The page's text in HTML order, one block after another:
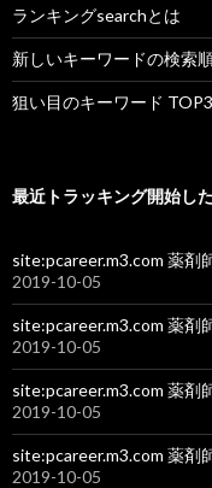
ランキングsearchとは
新しいキーワードの検索
狙い目のキーワード
最近トラッキング開始し
site:pcareer.m3.com 薬剤
2019-10-05
site:pcareer.m3.com 薬剤
2019-10-05
site:pcareer.m3.com 薬剤
2019-10-05
site:pcareer.m3.com 薬剤
2019-10-05